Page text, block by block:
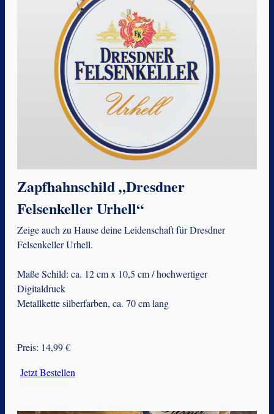
Zapfhahnschild „Dresdner
Felsenkeller Urhell“
Zeige auch zu Hause deine Leidenschaft für Dresdner
Felsenkeller Urhell.
Maße Schild: ca. 12 cm x 10,5 cm / hochwertiger
Digitaldruck
Metallkette silberfarben, ca. 70 cm lang
Preis: 14,99 €
Jetzt Bestellen